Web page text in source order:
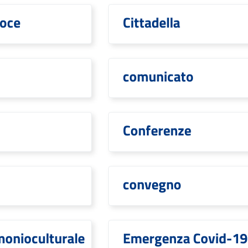
Cittadella
comunicato
Conferenze
convegno
Emergenza Covid-19